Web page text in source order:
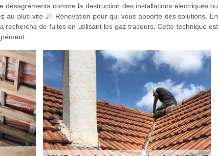
désagréments comme la destruction des installations électriques ou
au plus vite JT Rénovation pour qui vous apporte des solutions. En
recherche de fuites en utilisant les gaz traceurs. Cette technique est